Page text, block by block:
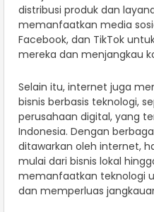
distribusi produk dan
memanfaatkan media
Facebook, dan TikTok
mereka dan menjangkau
Selain itu, internet juga
bisnis berbasis teknologi,
perusahaan digital, yang
Indonesia. Dengan
ditawarkan oleh internet,
mulai dari bisnis lokal
memanfaatkan teknologi
dan memperluas